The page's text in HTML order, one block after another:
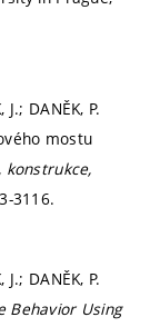
J.; DANĚK, P.
mostu
konstrukce,
3116.
J.; DANĚK, P.
Behavior Using